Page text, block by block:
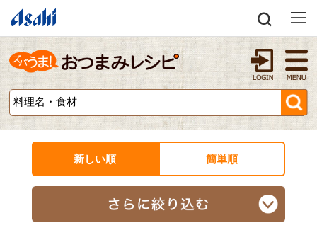
新しい順 簡単順